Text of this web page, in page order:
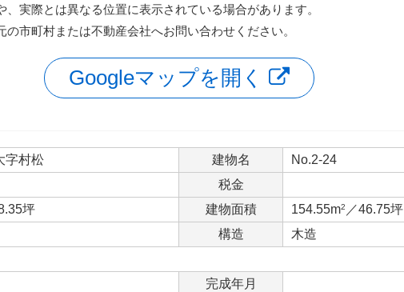
実際とは異なる位置に表示されている場合があります。
市町村または不動産会社へお問い合わせください。
Googleマップを開く
字村松 建物名
No.2-24
税金
坪
建物面積 154.55m2 ／46.75坪
構造
木造
完成年月